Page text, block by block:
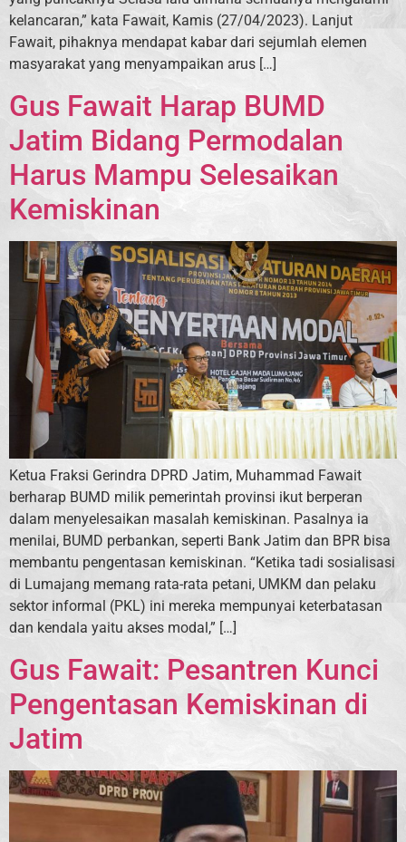
kelancaran,” kata Fawait, Kamis (27/04/2023). Lanjut
Fawait, pihaknya mendapat kabar dari sejumlah elemen
masyarakat yang menyampaikan arus […]
Gus Fawait Harap BUMD
Jatim Bidang Permodalan
Harus Mampu Selesaikan
Kemiskinan
Ketua Fraksi Gerindra DPRD Jatim, Muhammad Fawait
berharap BUMD milik pemerintah provinsi ikut berperan
dalam menyelesaikan masalah kemiskinan. Pasalnya ia
menilai, BUMD perbankan, seperti Bank Jatim dan BPR bisa
membantu pengentasan kemiskinan. “Ketika tadi sosialisasi
di Lumajang memang rata-rata petani, UMKM dan pelaku
sektor informal (PKL) ini mereka mempunyai keterbatasan
dan kendala yaitu akses modal,” […]
Gus Fawait: Pesantren Kunci
Pengentasan Kemiskinan di
Jatim